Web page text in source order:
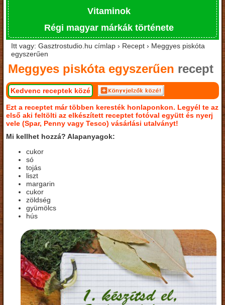
Vitaminok
Régi magyar márkák története
Itt vagy: Gasztrostudio.hu címlap › Recept › Meggyes piskóta
egyszerűen
Meggyes piskóta egyszerűen recept
Kedvenc receptek közé
Ezt a receptet már többen keresték honlaponkon. Legyél te az
első aki feltölti az elkészített receptet fotóval együtt és nyerj
vele (Spar, Penny vagy Tesco) vásárlási utalványt!
Mi kellhet hozzá? Alapanyagok:
cukor
só
tojás
liszt
margarin
cukor
zöldség
gyümölcs
hús